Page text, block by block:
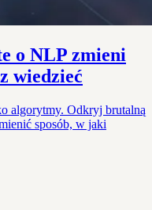
o NLP zmieni
wiedzieć
algorytmy. Odkryj brutalną
sposób, w jaki